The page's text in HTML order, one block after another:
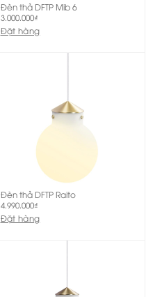
Đèn thả DFTP Mib 6
3.000.000₫
Đặt hàng
Đèn thả DFTP Raito
4.990.000₫
Đặt hàng